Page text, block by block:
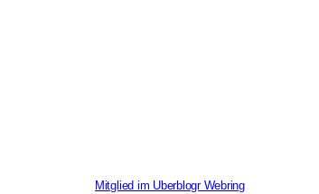
Mitglied im Uberblogr Webring